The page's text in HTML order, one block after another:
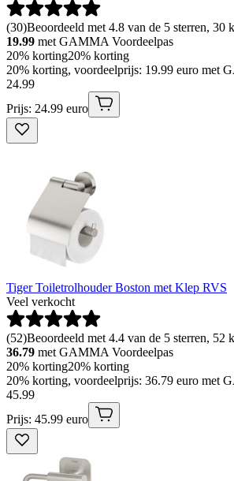
(30)Beoordeeld met 4.8 van de 5 sterren, 30
19.99 met GAMMA Voordeelpas
20% korting20% korting
20% korting, voordeelprijs: 19.99 euro met
24.99
Prijs: 24.99 euro
Tiger Toiletrolhouder Boston met Klep RVS
Veel verkocht
(52)Beoordeeld met 4.4 van de 5 sterren, 52
36.79 met GAMMA Voordeelpas
20% korting20% korting
20% korting, voordeelprijs: 36.79 euro met
45.99
Prijs: 45.99 euro